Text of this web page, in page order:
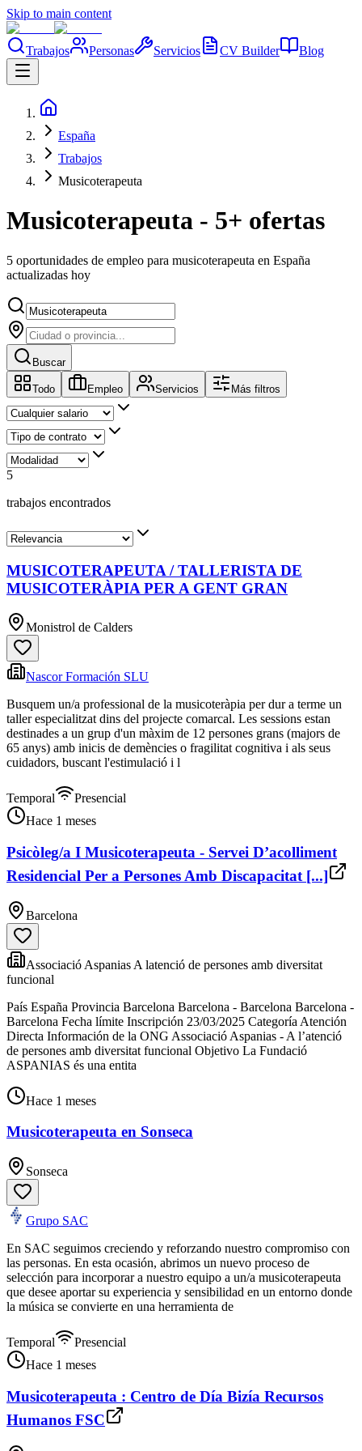
Skip to main content
Trabajos Personas Servicios CV Builder Blog
España
Trabajos
Musicoterapeuta
Musicoterapeuta - 5+ ofertas
5 oportunidades de empleo para musicoterapeuta en España
actualizadas hoy
Buscar
Todo Empleo Servicios Más filtros
5
trabajos encontrados
MUSICOTERAPEUTA / TALLERISTA DE
MUSICOTERÀPIA PER A GENT GRAN
Monistrol de Calders
Nascor Formación SLU
Busquem un/a professional de la musicoteràpia per dur a terme un
taller especialitzat dins del projecte comarcal. Les sessions estan
destinades a un grup d'un màxim de 12 persones grans (majors de
65 anys) amb inicis de demències o fragilitat cognitiva i als seus
cuidadors, buscant l'estimulació i l
Temporal
Presencial
Hace 1 meses
Psicòleg/a I Musicoterapeuta - Servei D’acolliment
Residencial Per a Persones Amb Discapacitat [...]
Barcelona
Associació Aspanias A latenció de persones amb diversitat
funcional
País España Provincia Barcelona Barcelona - Barcelona Barcelona -
Barcelona Fecha límite Inscripción 23/03/2025 Categoría Atención
Directa Información de la ONG Associació Aspanias - A l’atenció
de persones amb diversitat funcional Objetivo La Fundació
ASPANIAS és una entita
Hace 1 meses
Musicoterapeuta en Sonseca
Sonseca
Grupo SAC
En SAC seguimos creciendo y reforzando nuestro compromiso con
las personas. En esta ocasión, abrimos un nuevo proceso de
selección para incorporar a nuestro equipo a un/a musicoterapeuta
que desee aportar su experiencia y sensibilidad en un entorno donde
la música se convierte en una herramienta de
Temporal
Presencial
Hace 1 meses
Musicoterapeuta : Centro de Día Bizía Recursos
Humanos FSC